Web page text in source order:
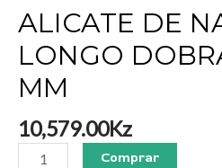
ALICATE DE
LONGO
MM
10,579.00Kz
Comprar